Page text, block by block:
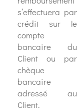
s’effectuera par
crédit sur le
compte
bancaire du
Client ou par
chèque
bancaire
adressé au
Client.